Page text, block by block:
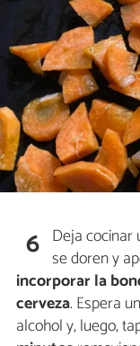
6 Deja cocinar
se doren y
incorporar la
cerveza. Espera
alcohol y, luego,